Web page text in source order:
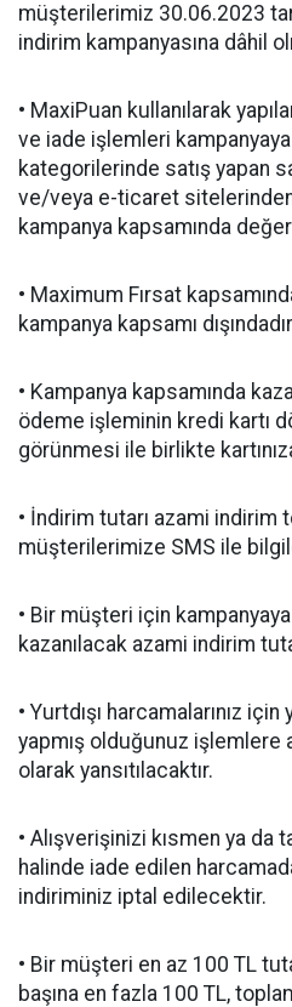
müşterilerimiz 30.06.2023
indirim kampanyasına dâhil
• MaxiPuan kullanılarak
ve iade işlemleri
kategorilerinde satış yapan
ve/veya e-ticaret
kampanya kapsamında
• Maximum Fırsat
kampanya kapsamı
• Kampanya kapsamında
ödeme işleminin kredi kartı
görünmesi ile birlikte
• İndirim tutarı azami indirim
müşterilerimize SMS ile
• Bir müşteri için
kazanılacak azami indirim
• Yurtdışı harcamalarınız
yapmış olduğunuz işlemlere
olarak yansıtılacaktır.
• Alışverişinizi kısmen ya da
halinde iade edilen
indiriminiz iptal edilecektir.
• Bir müşteri en az 100 TL
başına en fazla 100 TL,